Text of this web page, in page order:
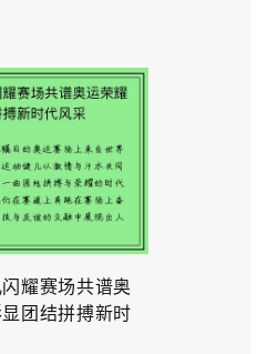
耀赛场共谱奥
团结拼搏新时